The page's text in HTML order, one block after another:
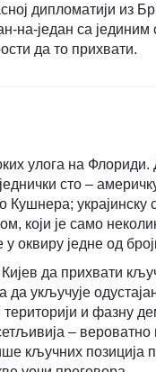
дипломатији из
на-један са
да то прихвати.
улога на
сто –
украјинску
који је само
оквиру једне од
да прихвати
укључује
и фазну
–
кључних позиција